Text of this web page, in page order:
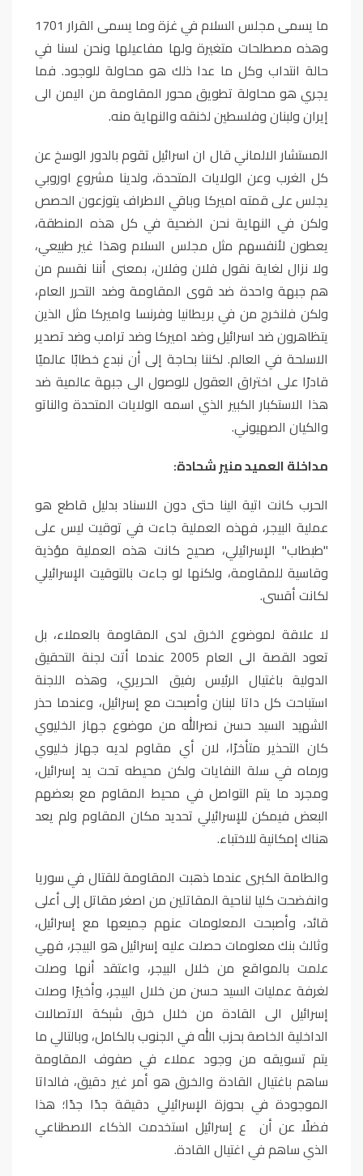
ما يسمى مجلس السلام في غزة وما يسمى القرار 1701
وهذه مصطلحات متغيرة ولها مفاعيلها ونحن لسنا في
حالة انتداب وكل ما عدا ذلك هو محاولة للوجود. فما
يجري هو محاولة تطويق محور المقاومة من اليمن الى
إيران ولبنان وفلسطين لخنقه والنهاية منه.
المستشار الالماني قال ان اسرائيل تقوم بالدور الوسخ عن
كل الغرب وعن الولايات المتحدة، ولدينا مشروع اوروبي
يجلس على قمته اميركا وباقي الاطراف يتوزعون الحصص
ولكن في النهاية نحن الضحية في كل هذه المنطقة،
يعطون لأنفسهم مثل مجلس السلام وهذا غير طبيعي،
ولا نزال لغاية نقول فلان وفلان، بمعنى أننا نقسم من
هم جبهة واحدة ضد قوى المقاومة وضد التحرر العام،
ولكن فلنخرج من في بريطانيا وفرنسا واميركا مثل الذين
يتظاهرون ضد اسرائيل وضد اميركا وضد ترامب وضد تصدير
الاسلحة في العالم. لكننا بحاجة إلى أن نبدع خطابًا عالميًا
قادرًا على اختراق العقول للوصول الى جبهة عالمية ضد
هذا الاستكبار الكبير الذي اسمه الولايات المتحدة والناتو
والكيان الصهيوني.
مداخلة العميد منير شحادة:
الحرب كانت اتية الينا حتى دون الاسناد بدليل قاطع هو
عملية البيجر، فهذه العملية جاءت في توقيت ليس على
"طبطاب" الإسرائيلي، صحيح كانت هذه العملية مؤذية
وقاسية للمقاومة، ولكنها لو جاءت بالتوقيت الإسرائيلي
لكانت أقسى.
لا علاقة لموضوع الخرق لدى المقاومة بالعملاء، بل
تعود القصة الى العام 2005 عندما أتت لجنة التحقيق
الدولية باغتيال الرئيس رفيق الحريري، وهذه اللجنة
استباحت كل داتا لبنان وأصبحت مع إسرائيل، وعندما حذر
الشهيد السيد حسن نصرالله من موضوع جهاز الخليوي
كان التحذير متأخرًا، لان أي مقاوم لديه جهاز خليوي
ورماه في سلة النفايات ولكن محيطه تحت يد إسرائيل،
ومجرد ما يتم التواصل في محيط المقاوم مع بعضهم
البعض فيمكن للإسرائيلي تحديد مكان المقاوم ولم يعد
هناك إمكانية للاختباء.
والطامة الكبرى عندما ذهبت المقاومة للقتال في سوريا
وانفضحت كليا لناحية المقاتلين من اصغر مقاتل إلى أعلى
قائد، وأصبحت المعلومات عنهم جميعها مع إسرائيل،
وثالث بنك معلومات حصلت عليه إسرائيل هو البيجر، فهي
علمت بالمواقع من خلال البيجر، واعتقد أنها وصلت
لغرفة عمليات السيد حسن من خلال البيجر، وأخيرًا وصلت
إسرائيل الى القادة من خلال خرق شبكة الاتصالات
الداخلية الخاصة بحزب الله في الجنوب بالكامل، وبالتالي ما
يتم تسويقه من وجود عملاء في صفوف المقاومة
ساهم باغتيال القادة والخرق هو أمر غير دقيق، فالداتا
الموجودة في بحوزة الإسرائيلي دقيقة جدًا جدًا؛ هذا
فضلًا عن أن ع إسرائيل استخدمت الذكاء الاصطناعي
الذي ساهم في اغتيال القادة.